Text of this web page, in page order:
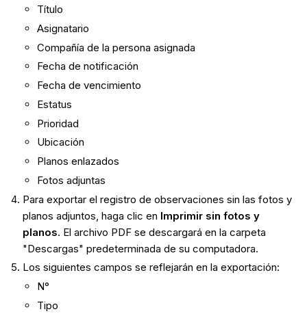
Título
Asignatario
Compañía de la persona asignada
Fecha de notificación
Fecha de vencimiento
Estatus
Prioridad
Ubicación
Planos enlazados
Fotos adjuntas
Para exportar el registro de observaciones sin las fotos y
planos adjuntos, haga clic en Imprimir sin fotos y
planos. El archivo PDF se descargará en la carpeta
"Descargas" predeterminada de su computadora.
Los siguientes campos se reflejarán en la exportación:
N°
Tipo